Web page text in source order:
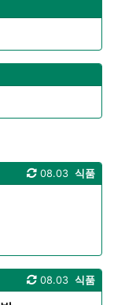
식품
08.03
식품
08.03